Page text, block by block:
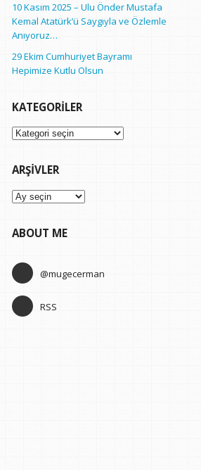
10 Kasım 2025 – Ulu Önder Mustafa
Kemal Atatürk’ü Saygıyla ve Özlemle
Anıyoruz…
29 Ekim Cumhuriyet Bayramı
Hepimize Kutlu Olsun
KATEGORILER
Kategoriler
ARŞIVLER
Arşivler
ABOUT ME
@mugecerman
RSS